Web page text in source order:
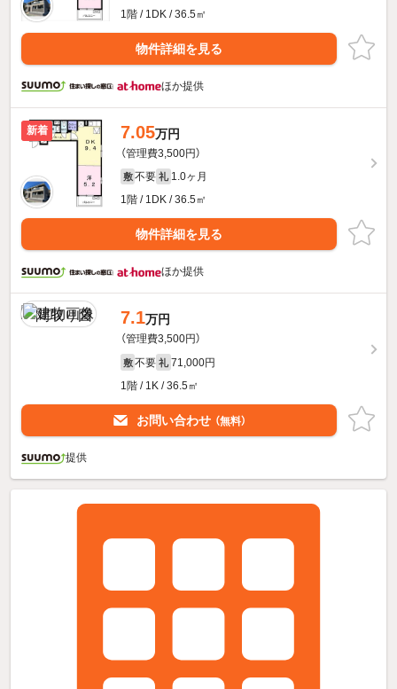
1階 / 1DK / 36.5㎡
物件詳細を見る
ほか提供
新着 7.05万円
（管理費3,500円）
敷 不要 礼 1.0ヶ月
1階 / 1DK / 36.5㎡
物件詳細を見る
ほか提供
7.1万円
（管理費3,500円）
敷 不要 礼 71,000円
1階 / 1K / 36.5㎡
お問い合わせ （無料）
提供